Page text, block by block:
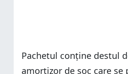
Pachetul conține destul
amortizor de șoc care